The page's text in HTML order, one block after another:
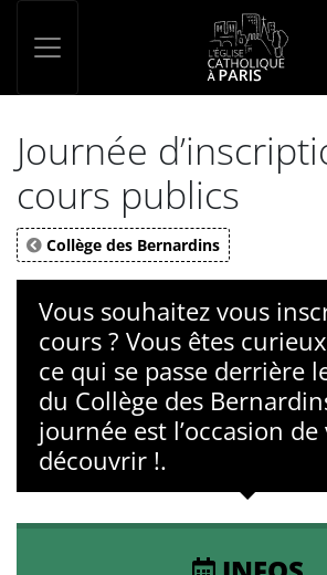
Journée
cours publics
Collège des Bernardins
Vous souhaitez vous
cours ? Vous êtes
ce qui se passe derrière
du Collège des
journée est l’occasion
découvrir !.
Panneau de gestion des cookies